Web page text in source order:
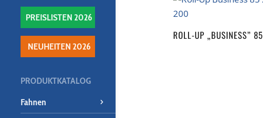
PREISLISTEN 2026
NEUHEITEN 2026
PRODUKTKATALOG
Fahnen
ROLL-UP „BUSINESS” 85